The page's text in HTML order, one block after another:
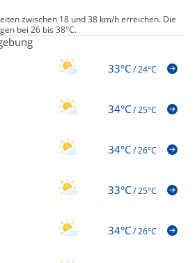
zwischen 18 und 38 km/h erreichen. Die
bei 26 bis 38°C.
33°C/24°C
34°C/25°C
34°C/26°C
33°C/25°C
34°C/26°C